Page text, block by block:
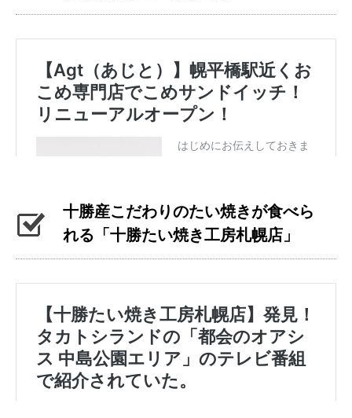
十勝産こだわりのたい焼きが食べら
れる「十勝たい焼き工房札幌店」